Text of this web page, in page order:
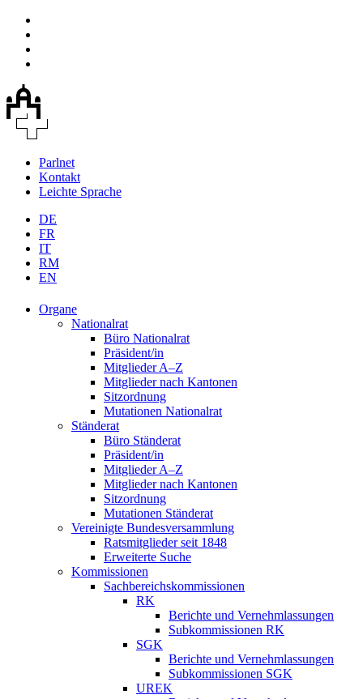
Parlnet
Kontakt
Leichte Sprache
DE
FR
IT
RM
EN
Organe
Nationalrat
Büro Nationalrat
Präsident/in
Mitglieder A–Z
Mitglieder nach Kantonen
Sitzordnung
Mutationen Nationalrat
Ständerat
Büro Ständerat
Präsident/in
Mitglieder A–Z
Mitglieder nach Kantonen
Sitzordnung
Mutationen Ständerat
Vereinigte Bundesversammlung
Ratsmitglieder seit 1848
Erweiterte Suche
Kommissionen
Sachbereichskommissionen
RK
Berichte und Vernehmlassungen
Subkommissionen RK
SGK
Berichte und Vernehmlassungen
Subkommissionen SGK
UREK